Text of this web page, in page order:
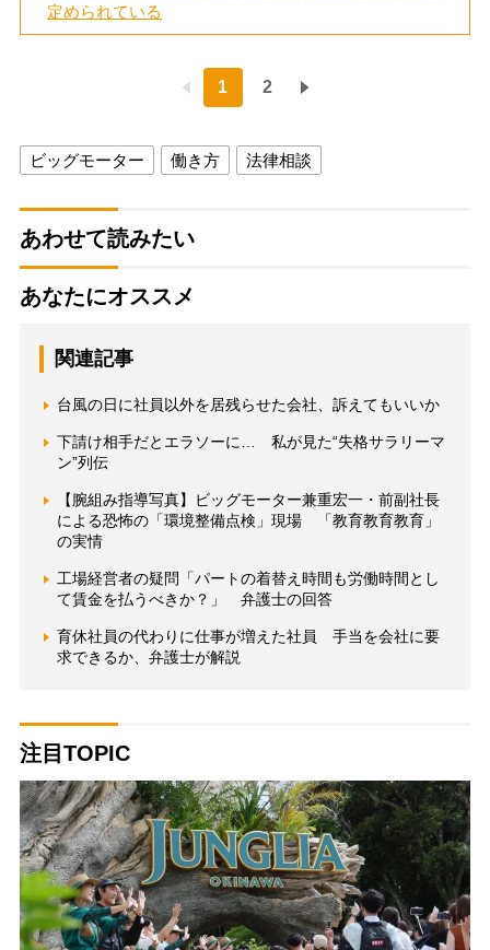
定められている
1 2
ビッグモーター 働き方 法律相談
あわせて読みたい
あなたにオススメ
関連記事
台風の日に社員以外を居残らせた会社、訴えてもいいか
下請け相手だとエラソーに… 私が見た“失格サラリーマ
ン”列伝
【腕組み指導写真】ビッグモーター兼重宏一・前副社長
による恐怖の「環境整備点検」現場 「教育教育教育」
の実情
工場経営者の疑問「パートの着替え時間も労働時間とし
て賃金を払うべきか？」 弁護士の回答
育休社員の代わりに仕事が増えた社員 手当を会社に要
求できるか、弁護士が解説
注目TOPIC